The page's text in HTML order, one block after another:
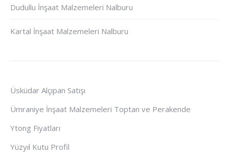
Dudullu İnşaat Malzemeleri Nalburu
Kartal İnşaat Malzemeleri Nalburu
Üsküdar Alçıpan Satışı
Ümraniye İnşaat Malzemeleri Toptan ve Perakende
Ytong Fiyatları
Yüzyıl Kutu Profil